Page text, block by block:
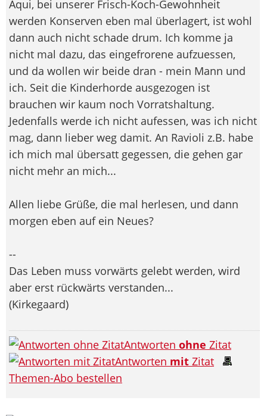
Aqui, bei unserer Frisch-Koch-Gewohnheit
werden Konserven eben mal überlagert, ist wohl
dann auch nicht schade drum. Ich komme ja
nicht mal dazu, das eingefrorene aufzuessen,
und da wollen wir beide dran - mein Mann und
ich. Seit die Kinderhorde ausgezogen ist
brauchen wir kaum noch Vorratshaltung.
Jedenfalls werde ich nicht aufessen, was ich nicht
mag, dann lieber weg damit. An Ravioli z.B. habe
ich mich mal übersatt gegessen, die gehen gar
nicht mehr an mich...
Allen liebe Grüße, die mal herlesen, und dann
morgen eben auf ein Neues?
--
Das Leben muss vorwärts gelebt werden, wird
aber erst rückwärts verstanden...
(Kirkegaard)
Antworten ohne Zitat
Antworten mit Zitat
Themen-Abo bestellen